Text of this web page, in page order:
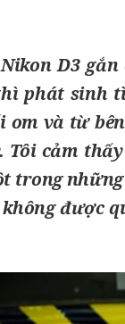
Nikon D3gắn
phát sinh
om và từ
Tôi cảm
trong
được